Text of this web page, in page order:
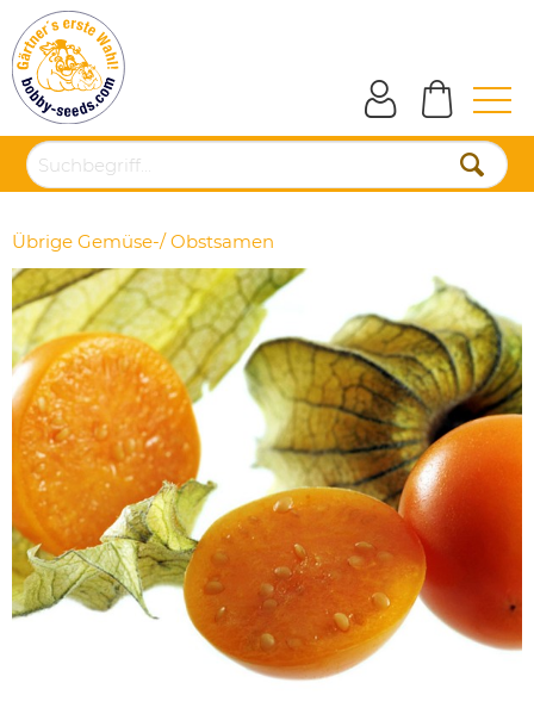
Übrige Gemüse-/ Obstsamen